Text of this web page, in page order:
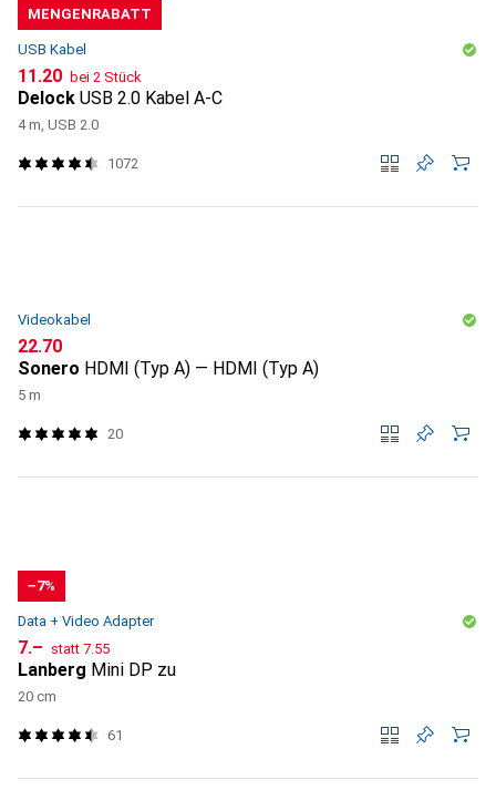
MENGENRABATT
USB Kabel
CHF
11.20 bei 2 Stück
Delock USB 2.0 Kabel A-C
4 m, USB 2.0
1072
Videokabel
CHF
22.70
Sonero HDMI (Typ A) — HDMI (Typ A)
5 m
20
−7%
Data + Video Adapter
CHF
7.– statt CHF
7.55
Lanberg Mini DP zu
20 cm
61